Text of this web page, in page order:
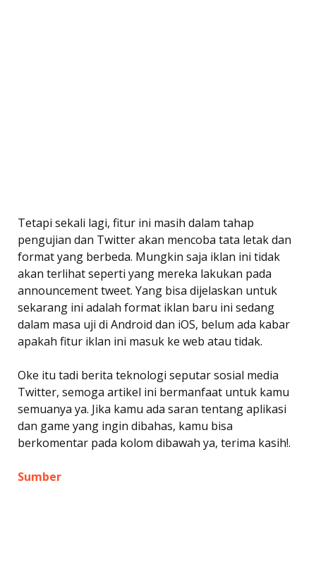
Tetapi sekali lagi, fitur ini masih dalam tahap
pengujian dan Twitter akan mencoba tata letak dan
format yang berbeda. Mungkin saja iklan ini tidak
akan terlihat seperti yang mereka lakukan pada
announcement tweet. Yang bisa dijelaskan untuk
sekarang ini adalah format iklan baru ini sedang
dalam masa uji di Android dan iOS, belum ada kabar
apakah fitur iklan ini masuk ke web atau tidak.
Oke itu tadi berita teknologi seputar sosial media
Twitter, semoga artikel ini bermanfaat untuk kamu
semuanya ya. Jika kamu ada saran tentang aplikasi
dan game yang ingin dibahas, kamu bisa
berkomentar pada kolom dibawah ya, terima kasih!.
Sumber